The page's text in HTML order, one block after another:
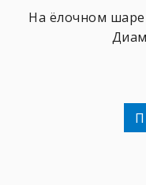
На ёлочном